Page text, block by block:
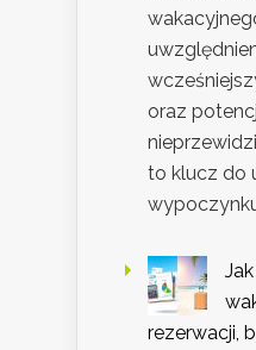
oraz
to klucz do
rezerwacji,